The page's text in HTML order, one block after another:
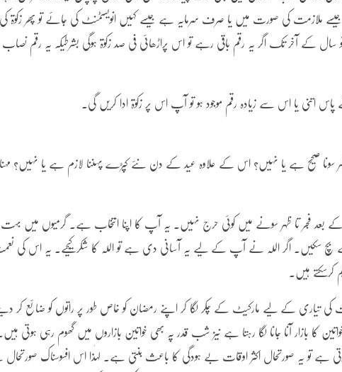
ملازمت کی صورت میں یا صرف سرمایہ ہے جیسے کہیں انویسٹمنٹ کی جائے تو پھر زکوٰۃ کی
کے آخر تک اگر یہ رقم باقی رہے تو اس پراڑھائی فی صد زکوٰۃ ہوگی بشرطیکہ یہ رقم نصاب
یا اس سے زیادہ رقم موجود ہو تو آپ اس پر زکوٰۃ ادا کریں گی۔
سونا صحیح ہے یا نہیں؟ اس کے علاوہ عید کے دن نئے کپڑے پہننا لازم ہے یا نہیں؟
بعد فجر تا ظہر سونے میں کوئی حرج نہیں۔ یہ آپ کا اپنا انتخاب ہے۔ گرمیوں میں بہت
بچ سکیں۔ اگر اللہ نے آپ کے لیے یہ آسانی دی ہے تو اللہ کا شکر کیجیے۔ یہ اس کی
ہیں۔
کے لیے مارکیٹ کے چکر لگا کر اپنے رمضان کو خاص طور پر راتوں کو ضائع کر
بازار آنا جانا لگا رہتا ہے نیز شب قدر پہ بھی خواتین بازاروں میں گھوم رہی ہوتی
ہے تو یہ صورتحال اکثر اوقات بے ہودگی کا باعث بنتی ہے۔ لہٰذا اس افسوسناک